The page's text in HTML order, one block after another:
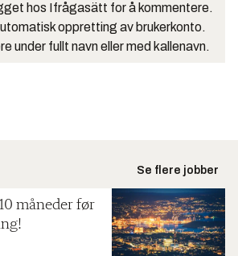
hos Ifrågasätt for å kommentere.
oppretting av brukerkonto.
under fullt navn eller med kallenavn.
Se flere jobber
måneder før